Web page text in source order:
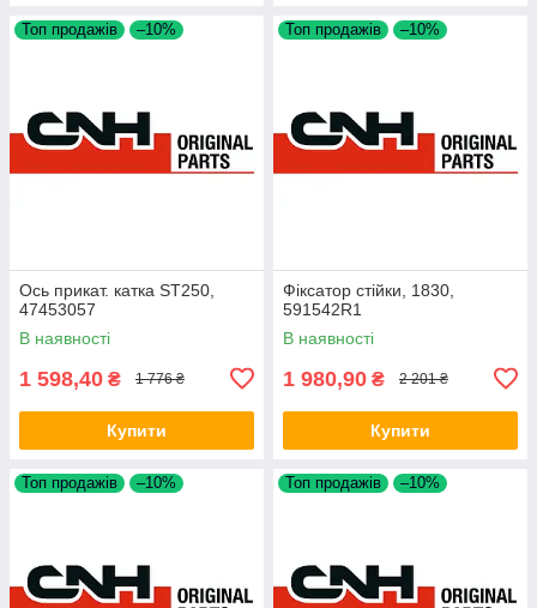
Топ продажів –10%
Ось прикат. катка ST250,
47453057
В наявності
1 598,40 ₴ 1 776 ₴
Купити
Топ продажів –10%
Фіксатор стійки, 1830,
591542R1
В наявності
1 980,90 ₴ 2 201 ₴
Купити
Топ продажів –10% Топ продажів –10%